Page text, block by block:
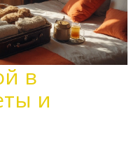
в
и